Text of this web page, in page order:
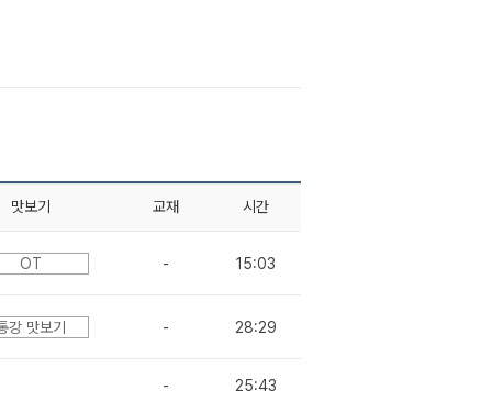
맛보기 교재 시간
OT - 15:03
강 맛보기 - 28:29
- 25:43